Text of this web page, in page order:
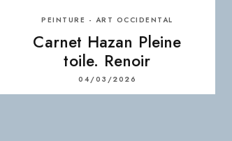
PEINTURE - ART OCCIDENTAL
Carnet Hazan Pleine
toile. Renoir
04/03/2026